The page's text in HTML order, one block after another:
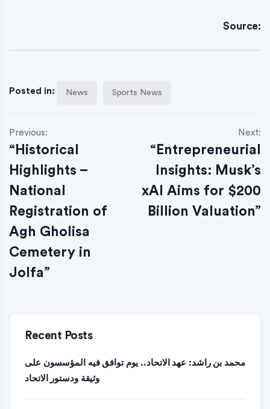
Source:
Posted in: News Sports News
Previous:
“Historical
Highlights –
National
Registration of
Agh Gholisa
Cemetery in
Jolfa”
Next:
“Entrepreneurial
Insights: Musk’s
xAI Aims for $200
Billion Valuation”
Recent Posts
محمد بن راشد: عهد الاتحاد.. يوم توافق فيه المؤسسون على
وثيقة ودستور الاتحاد